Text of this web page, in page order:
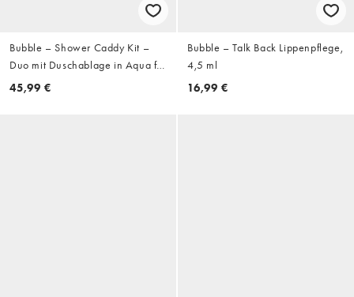
Bubble – Shower Caddy Kit –
Duo mit Duschablage in Aqua für
trockene Haut
45,99 €
Bubble – Talk Back Lippenpflege,
4,5 ml
16,99 €